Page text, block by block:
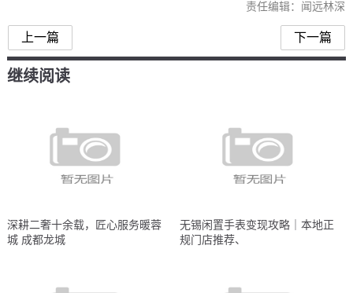
责任编辑：闻远林深
上一篇 下一篇
继续阅读
深耕二奢十余载，匠心服务暖蓉
城 成都龙城
无锡闲置手表变现攻略｜本地正
规门店推荐、